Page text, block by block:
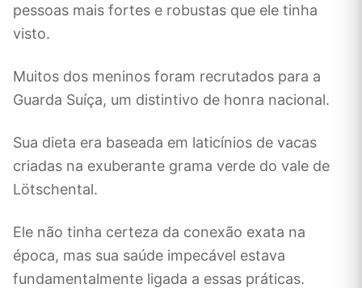
pessoas mais fortes e robustas que ele tinha
visto.
Muitos dos meninos foram recrutados para a
Guarda Suíça, um distintivo de honra nacional.
Sua dieta era baseada em laticínios de vacas
criadas na exuberante grama verde do vale de
Lötschental.
Ele não tinha certeza da conexão exata na
época, mas sua saúde impecável estava
fundamentalmente ligada a essas práticas.